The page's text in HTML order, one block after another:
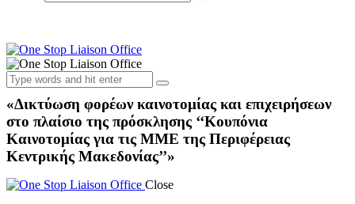
«Δικτύωση φορέων καινοτομίας και επιχειρήσεων
στο πλαίσιο της πρόσκλησης ‘‘Κουπόνια
Καινοτομίας για τις ΜΜΕ της Περιφέρειας
Κεντρικής Μακεδονίας’’»
Close